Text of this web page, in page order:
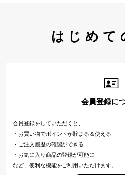
はじめて
会員登録に
会員登録をしていただくと、
・お買い物でポイントが貯まる＆使える
・ご注文履歴の確認ができる
・お気に入り商品の登録が可能に
など、便利な機能をご利用いただけます。